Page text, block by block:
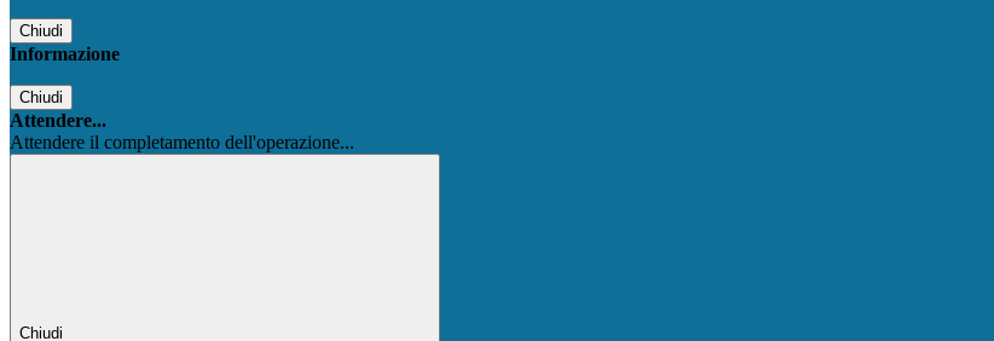
Chiudi
Informazione
Chiudi
Attendere...
Attendere il completamento dell'operazione...
Chiudi